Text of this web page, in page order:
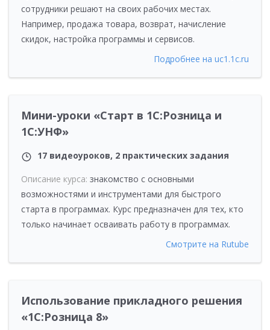
сотрудники решают на своих рабочих местах.
Например, продажа товара, возврат, начисление
скидок, настройка программы и сервисов.
Подробнее на uc1.1c.ru
Мини-уроки «Старт в 1С:Розница и
1С:УНФ»
17 видеоуроков, 2 практических задания
Описание курса: знакомство с основными
возможностями и инструментами для быстрого
старта в программах. Курс предназначен для тех, кто
только начинает осваивать работу в программах.
Смотрите на Rutube
Использование прикладного решения
«1С:Розница 8»